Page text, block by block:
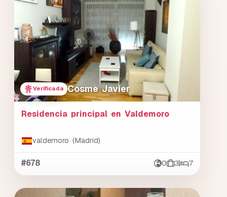
Verificada Cosme Javier
Residencia principal en Valdemoro
valdemoro (Madrid)
#678 0 3 7